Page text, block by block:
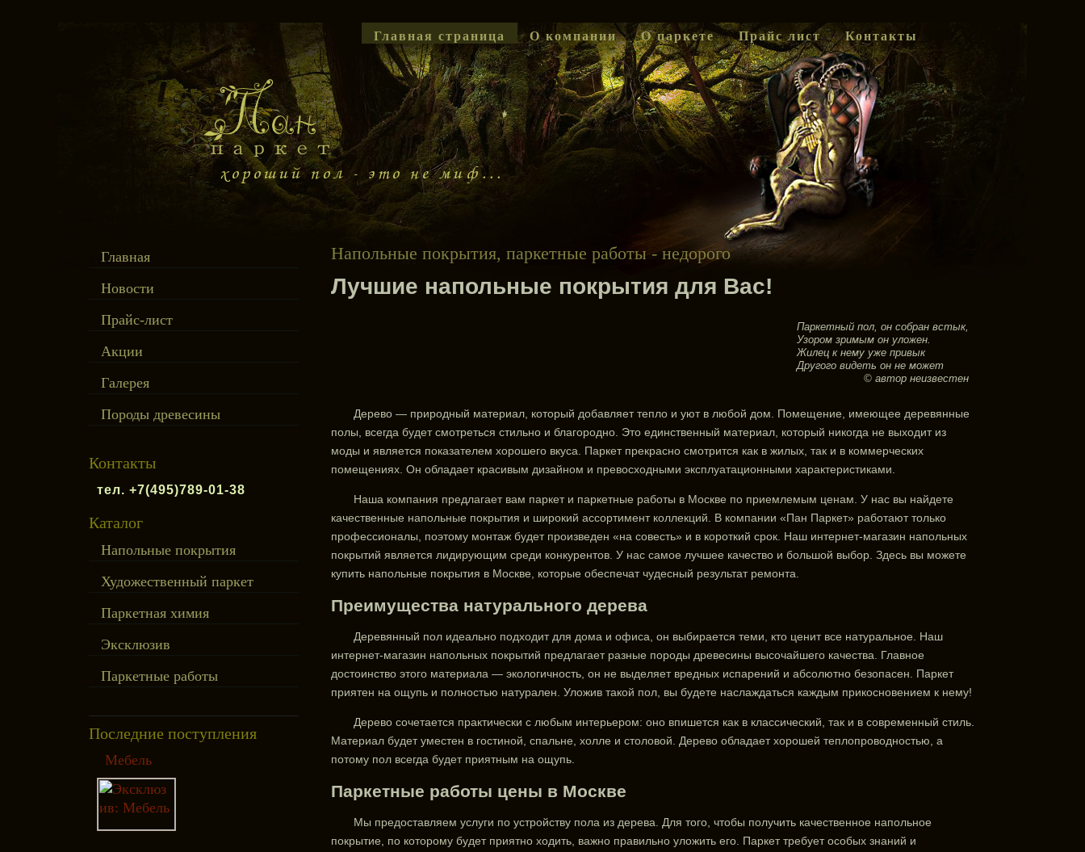
Главная страница О компании О паркете Прайс лист Контакты
Главная
Новости
Прайс-лист
Акции
Галерея
Породы древесины
Контакты
тел. +7(495)789-01-38
Каталог
Напольные покрытия
Художественный паркет
Паркетная химия
Эксклюзив
Паркетные работы
Последние поступления
Мебель
Напольные покрытия, паркетные работы - недорого
Лучшие напольные покрытия для Вас!
Паркетный пол, он собран встык,
Узором зримым он уложен.
Жилец к нему уже привык
Другого видеть он не может
© автор неизвестен
Дерево — природный материал, который добавляет тепло и уют в любой дом. Помещение, имеющее деревянные
полы, всегда будет смотреться стильно и благородно. Это единственный материал, который никогда не выходит из
моды и является показателем хорошего вкуса. Паркет прекрасно смотрится как в жилых, так и в коммерческих
помещениях. Он обладает красивым дизайном и превосходными эксплуатационными характеристиками.
Наша компания предлагает вам паркет и паркетные работы в Москве по приемлемым ценам. У нас вы найдете
качественные напольные покрытия и широкий ассортимент коллекций. В компании «Пан Паркет» работают только
профессионалы, поэтому монтаж будет произведен «на совесть» и в короткий срок. Наш интернет-магазин напольных
покрытий является лидирующим среди конкурентов. У нас самое лучшее качество и большой выбор. Здесь вы можете
купить напольные покрытия в Москве, которые обеспечат чудесный результат ремонта.
Преимущества натурального дерева
Деревянный пол идеально подходит для дома и офиса, он выбирается теми, кто ценит все натуральное. Наш
интернет-магазин напольных покрытий предлагает разные породы древесины высочайшего качества. Главное
достоинство этого материала — экологичность, он не выделяет вредных испарений и абсолютно безопасен. Паркет
приятен на ощупь и полностью натурален. Уложив такой пол, вы будете наслаждаться каждым прикосновением к нему!
Дерево сочетается практически с любым интерьером: оно впишется как в классический, так и в современный стиль.
Материал будет уместен в гостиной, спальне, холле и столовой. Дерево обладает хорошей теплопроводностью, а
потому пол всегда будет приятным на ощупь.
Паркетные работы цены в Москве
Мы предоставляем услуги по устройству пола из дерева. Для того, чтобы получить качественное напольное
покрытие, по которому будет приятно ходить, важно правильно уложить его. Паркет требует особых знаний и